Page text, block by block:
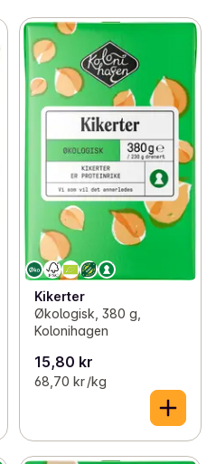
Kikerter
Økologisk, 380 g,
Kolonihagen
15,80 kr
68,70 kr /kg